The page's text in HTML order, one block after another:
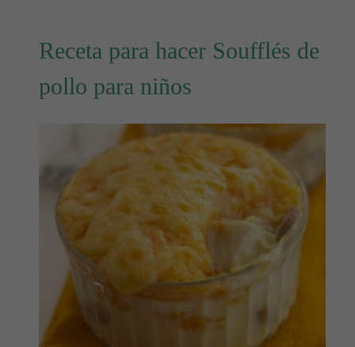
Receta para hacer Soufflés de
pollo para niños